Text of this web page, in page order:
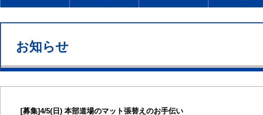
お知らせ
[募集]4/5(日) 本部道場のマット張替えのお手伝い